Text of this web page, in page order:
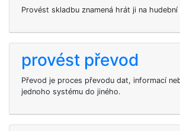
Provést skladbu znamená hrát ji na
provést převod
Převod je proces převodu dat, informací
jednoho systému do jiného.